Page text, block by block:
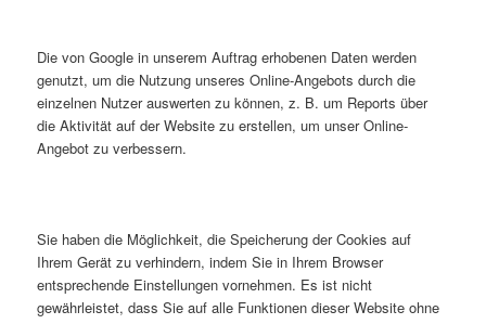
Die von Google in unserem Auftrag erhobenen Daten werden
genutzt, um die Nutzung unseres Online-Angebots durch die
einzelnen Nutzer auswerten zu können, z. B. um Reports über
die Aktivität auf der Website zu erstellen, um unser Online-
Angebot zu verbessern.
Sie haben die Möglichkeit, die Speicherung der Cookies auf
Ihrem Gerät zu verhindern, indem Sie in Ihrem Browser
entsprechende Einstellungen vornehmen. Es ist nicht
gewährleistet, dass Sie auf alle Funktionen dieser Website ohne